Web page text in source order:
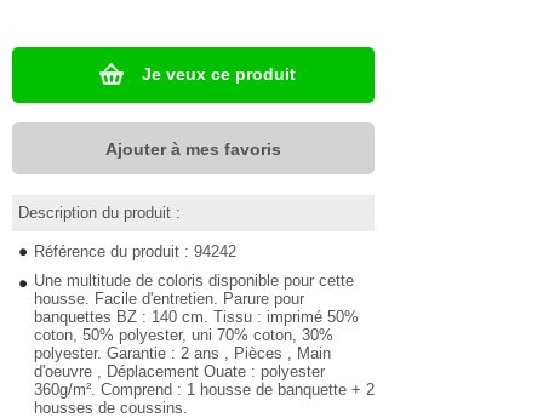
Je veux ce produit
Ajouter à mes favoris
Description du produit :
Référence du produit : 94242
Une multitude de coloris disponible pour cette
housse. Facile d'entretien. Parure pour
banquettes BZ : 140 cm. Tissu : imprimé 50%
coton, 50% polyester, uni 70% coton, 30%
polyester. Garantie : 2 ans , Pièces , Main
d'oeuvre , Déplacement Ouate : polyester
360g/m². Comprend : 1 housse de banquette + 2
housses de coussins.